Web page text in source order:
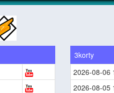
3korty
2026-08-06
2026-08-05